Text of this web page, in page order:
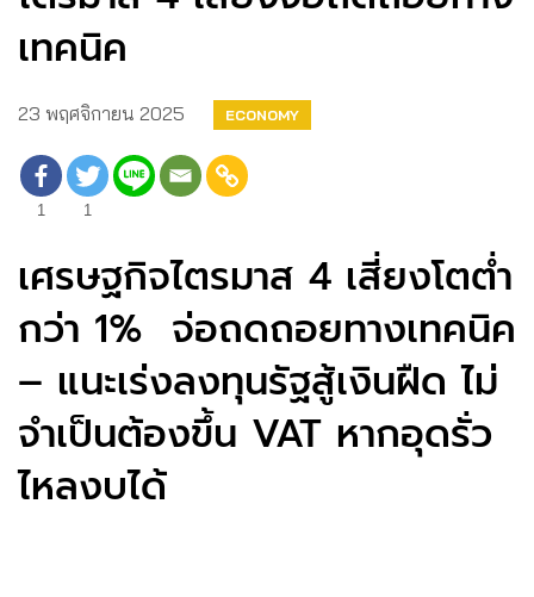
เทคนิค
23 พฤศจิกายน 2025 ECONOMY
1 1
เศรษฐกิจไตรมาส 4 เสี่ยงโตต่ำ
กว่า 1% จ่อถดถอยทางเทคนิค
– แนะเร่งลงทุนรัฐสู้เงินฝืด ไม่
จำเป็นต้องขึ้น VAT หากอุดรั่ว
ไหลงบได้